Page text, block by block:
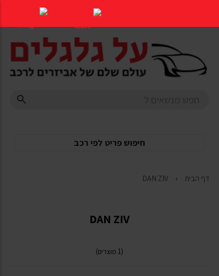
העמוד
חיפוש פריט לפי רכב
דף הבית DAN ZIV
DAN ZIV
(1 מוצרים)